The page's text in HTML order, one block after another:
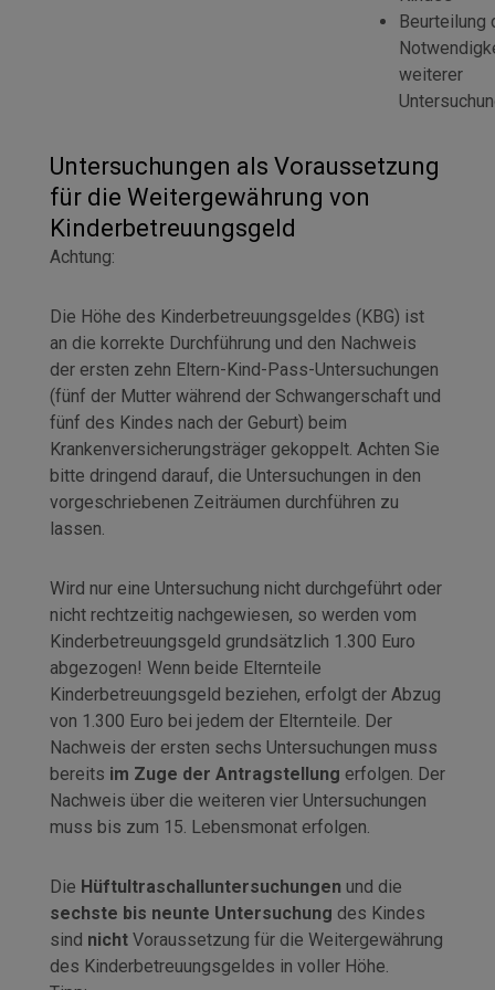
Beurteilung
weiterer
Untersuchungen als Voraussetzung
für die Weitergewährung von
Kinderbetreuungsgeld
Achtung:
Die Höhe des Kinderbetreuungsgeldes (KBG) ist
an die korrekte Durchführung und den Nachweis
der ersten zehn Eltern-Kind-Pass-Untersuchungen
(fünf der Mutter während der Schwangerschaft und
fünf des Kindes nach der Geburt) beim
Krankenversicherungsträger gekoppelt. Achten Sie
bitte dringend darauf, die Untersuchungen in den
vorgeschriebenen Zeiträumen durchführen zu
lassen.
Wird nur eine Untersuchung nicht durchgeführt oder
nicht rechtzeitig nachgewiesen, so werden vom
Kinderbetreuungsgeld grundsätzlich 1.300 Euro
abgezogen! Wenn beide Elternteile
Kinderbetreuungsgeld beziehen, erfolgt der Abzug
von 1.300 Euro bei jedem der Elternteile. Der
Nachweis der ersten sechs Untersuchungen muss
bereits im Zuge der Antragstellung erfolgen. Der
Nachweis über die weiteren vier Untersuchungen
muss bis zum 15. Lebensmonat erfolgen.
Die Hüftultraschalluntersuchungen und die
sechste bis neunte Untersuchung des Kindes
sind nicht Voraussetzung für die Weitergewährung
des Kinderbetreuungsgeldes in voller Höhe.